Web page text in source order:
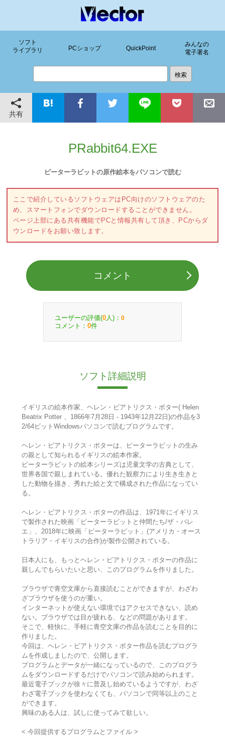
ソフト
ライブラリ
PCショップ QuickPoint
みんなの
電子署名
共有
PRabbit64.EXE
ピーターラビットの原作絵本をパソコンで読む
ここで紹介しているソフトウェアはPC向けのソフトウェアのた
め、スマートフォンでダウンロードすることができません。
ページ上部にある共有機能でPCと情報共有して頂き、PCからダ
ウンロードをお願い致します。
コメント
ユーザーの評価(0 人)： 0
コメント： 0件
ソフト詳細説明
イギリスの絵本作家、ヘレン・ビアトリクス・ポター( Helen
Beatrix Potter 、1866年7月28日 - 1943年12月22日)の作品を3
2/64ビットWindowsパソコンで読むプログラムです。
ヘレン・ビアトリクス・ポターは、ピーターラビットの生み
の親として知られるイギリスの絵本作家。
ピーターラビットの絵本シリーズは児童文学の古典として、
世界各国で親しまれている。優れた観察力により生き生きと
した動物を描き、秀れた絵と文で構成された作品になってい
る。
ヘレン・ビアトリクス・ポターの作品は、1971年にイギリス
で製作された映画「ピーターラビットと仲間たち/ザ・バレ
エ」、2018年に映画「ピーターラビット」(アメリカ・オース
トラリア・イギリスの合作)が製作公開されている。
日本人にも、もっとヘレン・ビアトリクス・ポターの作品に
親しんでもらいたいと思い、このプログラムを作りました。
ブラウザで青空文庫から直接読むことができますが、わざわ
ざブラウザを使うのが重い。
インターネットが使えない環境ではアクセスできない、読め
ない。ブラウザでは目が疲れる、などの問題があります。
そこで、軽快に、手軽に青空文庫の作品を読むことを目的に
作りました。
今回は、ヘレン・ビアトリクス・ポター作品を読むプログラ
ムを作成しましたので、公開します。
プログラムとデータが一緒になっているので、このプログラ
ムをダウンロードするだけでパソコンで読み始められます。
最近電子ブックが徐々に普及し始めているようですが、わざ
わざ電子ブックを使わなくても、パソコンで同等以上のこと
ができます。
興味のある人は、試しに使ってみて欲しい。
< 今回提供するプログラムとファイル >